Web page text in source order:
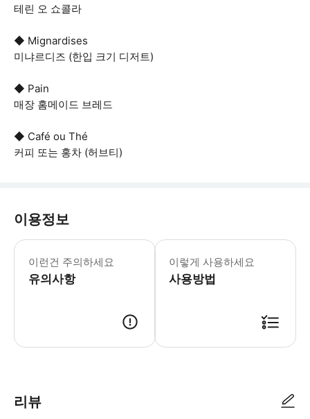
테린 오 쇼콜라
◆ Mignardises
미냐르디즈 (한입 크기 디저트)
◆ Pain
매장 홈메이드 브레드
◆ Café ou Thé
커피 또는 홍차 (허브티)
이용정보
이런건 주의하세요
유의사항
※ 본 플랜은 인터넷 사전 예약 한정
이렇게 사용하세요
사용방법
리뷰